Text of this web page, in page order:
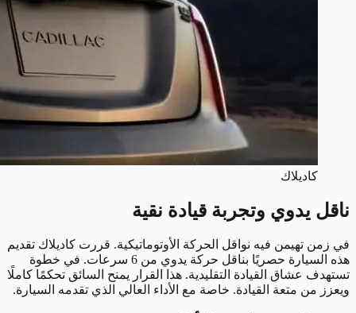
كاديلاك
ناقل يدوي وتجربة قيادة نقية
في زمن تهيمن فيه نواقل الحركة الأوتوماتيكية. قررت كاديلاك تقديم
هذه السيارة حصريًا بناقل حركة يدوي من 6 سرعات. في خطوة
تستهدف عشاق القيادة التقليدية. هذا القرار يمنح السائق تحكمًا كاملًا
ويعزز من متعة القيادة. خاصة مع الأداء العالي الذي تقدمه السيارة.